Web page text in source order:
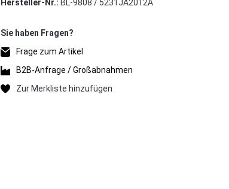
Hersteller-Nr.: BL-9808 / 5231JA2012A
Frage zum Artikel
B2B-Anfrage / Großabnahmen